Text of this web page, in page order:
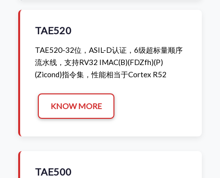
TAE520
TAE520-32位，ASIL-D认证，6级超标量顺序
流水线，支持RV32 IMAC(B)(FDZfh)(P)
(Zicond)指令集，性能相当于Cortex R52
KNOW MORE
TAE500